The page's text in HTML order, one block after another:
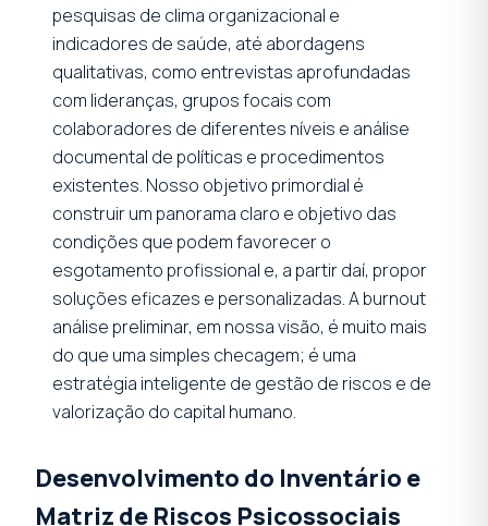
pesquisas de clima organizacional e
indicadores de saúde, até abordagens
qualitativas, como entrevistas aprofundadas
com lideranças, grupos focais com
colaboradores de diferentes níveis e análise
documental de políticas e procedimentos
existentes. Nosso objetivo primordial é
construir um panorama claro e objetivo das
condições que podem favorecer o
esgotamento profissional e, a partir daí, propor
soluções eficazes e personalizadas. A burnout
análise preliminar, em nossa visão, é muito mais
do que uma simples checagem; é uma
estratégia inteligente de gestão de riscos e de
valorização do capital humano.
Desenvolvimento do Inventário e
Matriz de Riscos Psicossociais